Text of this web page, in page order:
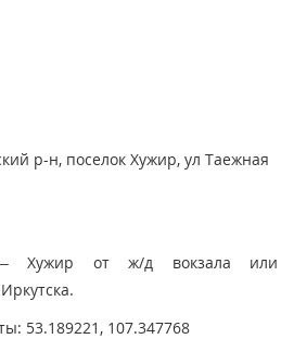
р-н, поселок Хужир, ул Таежная
– Хужир от ж/д вокзала или
53.189221, 107.347768